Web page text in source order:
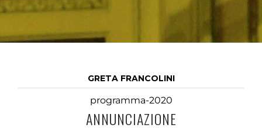
GRETA FRANCOLINI
programma-2020
ANNUNCIAZIONE